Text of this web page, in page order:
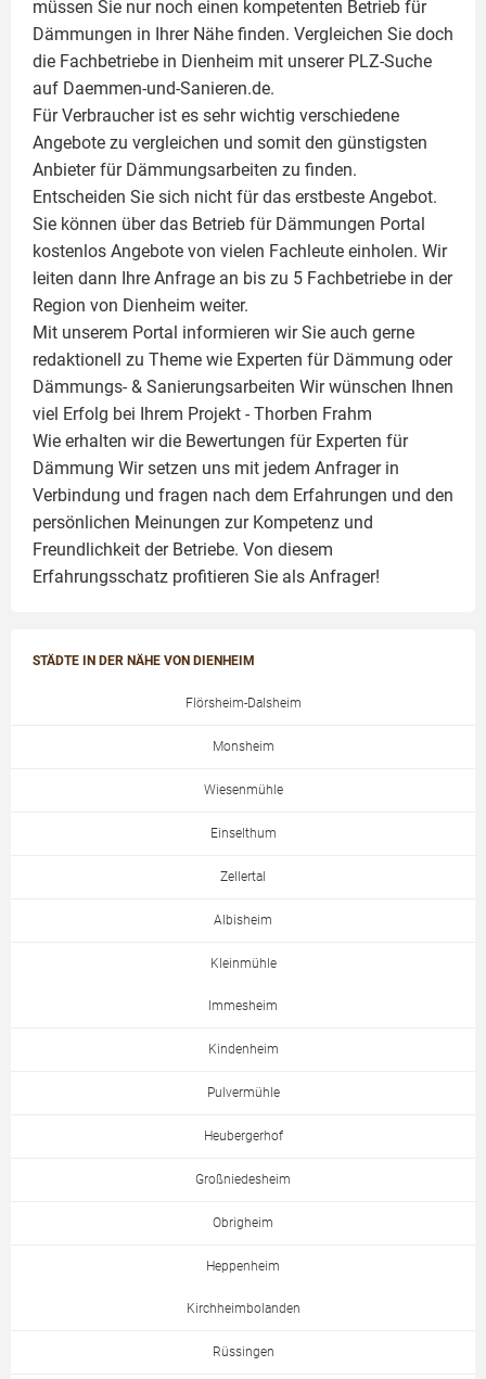
müssen Sie nur noch einen kompetenten Betrieb für
Dämmungen in Ihrer Nähe finden. Vergleichen Sie doch
die Fachbetriebe in Dienheim mit unserer PLZ-Suche
auf Daemmen-und-Sanieren.de.
Für Verbraucher ist es sehr wichtig verschiedene
Angebote zu vergleichen und somit den günstigsten
Anbieter für Dämmungsarbeiten zu finden.
Entscheiden Sie sich nicht für das erstbeste Angebot.
Sie können über das Betrieb für Dämmungen Portal
kostenlos Angebote von vielen Fachleute einholen. Wir
leiten dann Ihre Anfrage an bis zu 5 Fachbetriebe in der
Region von Dienheim weiter.
Mit unserem Portal informieren wir Sie auch gerne
redaktionell zu Theme wie Experten für Dämmung oder
Dämmungs- & Sanierungsarbeiten Wir wünschen Ihnen
viel Erfolg bei Ihrem Projekt - Thorben Frahm
Wie erhalten wir die Bewertungen für Experten für
Dämmung Wir setzen uns mit jedem Anfrager in
Verbindung und fragen nach dem Erfahrungen und den
persönlichen Meinungen zur Kompetenz und
Freundlichkeit der Betriebe. Von diesem
Erfahrungsschatz profitieren Sie als Anfrager!
STÄDTE IN DER NÄHE VON DIENHEIM
Flörsheim-Dalsheim
Monsheim
Wiesenmühle
Einselthum
Zellertal
Albisheim
Kleinmühle
Immesheim
Kindenheim
Pulvermühle
Heubergerhof
Großniedesheim
Obrigheim
Heppenheim
Kirchheimbolanden
Rüssingen